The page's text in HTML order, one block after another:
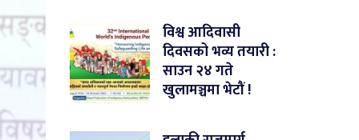
विश्व आदिवासी
दिवसको भव्य तयारी :
साउन २४ गते
खुलामञ्चमा भेटौं !